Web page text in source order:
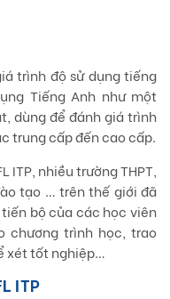
trình độ sử dụng tiếng
Tiếng Anh như một
dùng để đánh giá trình
trung cấp đến cao cấp.
ITP, nhiều trường THPT,
tạo … trên thế giới đã
bộ của các học viên
chương trình học, trao
xét tốt nghiệp…
ITP